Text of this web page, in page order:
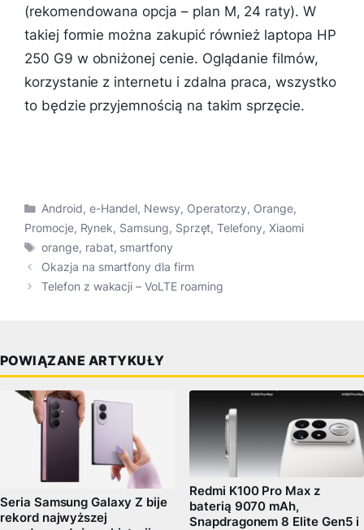
(rekomendowana opcja – plan M, 24 raty). W
takiej formie można zakupić również laptopa HP
250 G9 w obniżonej cenie. Oglądanie filmów,
korzystanie z internetu i zdalna praca, wszystko
to będzie przyjemnością na takim sprzęcie.
Kategorie
Android, e-Handel, Newsy, Operatorzy, Orange,
Promocje, Rynek, Samsung, Sprzęt,Telefony, Xiaomi
Tagi
orange, rabat, smartfony
Okazja na smartfony dla firm
Telefon z wakacji – VoLTE roaming
POWIĄZANE ARTYKUŁY
Seria Samsung Galaxy Z bije
rekord najwyższej
Redmi K100 Pro Max z
baterią 9070 mAh,
Snapdragonem 8 Elite Gen5 i